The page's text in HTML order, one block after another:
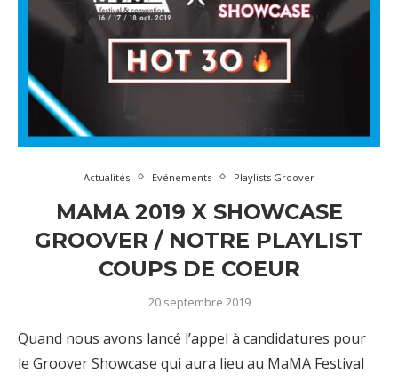
Actualités Evénements Playlists Groover
MAMA 2019 X SHOWCASE
GROOVER / NOTRE PLAYLIST
COUPS DE COEUR
20 septembre 2019
Quand nous avons lancé l’appel à candidatures pour
le Groover Showcase qui aura lieu au MaMA Festival